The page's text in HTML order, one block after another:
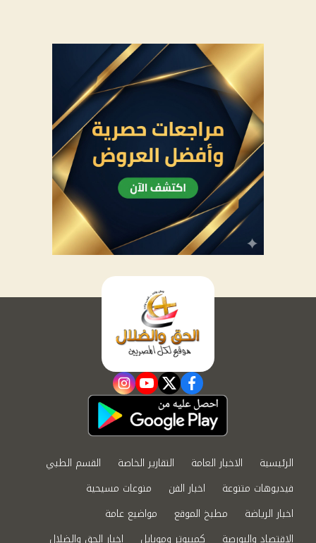
facebook
twitter
youtube
instagram
الرئيسية الاخبار العامة التقارير الخاصة
القسم الطبي
فيديوهات متنوعة
اخبار الفن
منوعات مسيحية
اخبار الرياضة
مطبخ الموقع
مواضيع عامة
الاقتصاد والبورصة
كمبيوتر وموبايل اخبار الحق والضلال